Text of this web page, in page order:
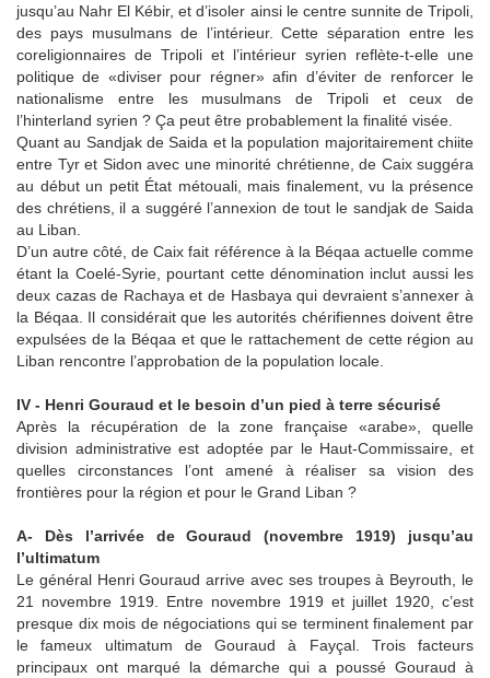
jusqu’au Nahr El Kébir, et d’isoler ainsi le centre sunnite de Tripoli,
des pays musulmans de l’intérieur. Cette séparation entre les
coreligionnaires de Tripoli et l’intérieur syrien reflète-t-elle une
politique de «diviser pour régner» afin d’éviter de renforcer le
nationalisme entre les musulmans de Tripoli et ceux de
l’hinterland syrien ? Ça peut être probablement la finalité visée.
Quant au Sandjak de Saida et la population majoritairement chiite
entre Tyr et Sidon avec une minorité chrétienne, de Caix suggéra
au début un petit État métouali, mais finalement, vu la présence
des chrétiens, il a suggéré l’annexion de tout le sandjak de Saida
au Liban.
D’un autre côté, de Caix fait référence à la Béqaa actuelle comme
étant la Coelé-Syrie, pourtant cette dénomination inclut aussi les
deux cazas de Rachaya et de Hasbaya qui devraient s’annexer à
la Béqaa. Il considérait que les autorités chérifiennes doivent être
expulsées de la Béqaa et que le rattachement de cette région au
Liban rencontre l’approbation de la population locale.
IV - Henri Gouraud et le besoin d’un pied à terre sécurisé
Après la récupération de la zone française «arabe», quelle
division administrative est adoptée par le Haut-Commissaire, et
quelles circonstances l’ont amené à réaliser sa vision des
frontières pour la région et pour le Grand Liban ?
A- Dès l’arrivée de Gouraud (novembre 1919) jusqu’au
l’ultimatum
Le général Henri Gouraud arrive avec ses troupes à Beyrouth, le
21 novembre 1919. Entre novembre 1919 et juillet 1920, c’est
presque dix mois de négociations qui se terminent finalement par
le fameux ultimatum de Gouraud à Fayçal. Trois facteurs
principaux ont marqué la démarche qui a poussé Gouraud à